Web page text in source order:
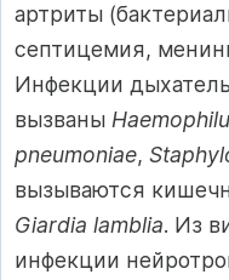
артриты
септицемия,
Инфекции
вызваны
pneumoniae,
вызываются
Giardia lamblia. Из
инфекции